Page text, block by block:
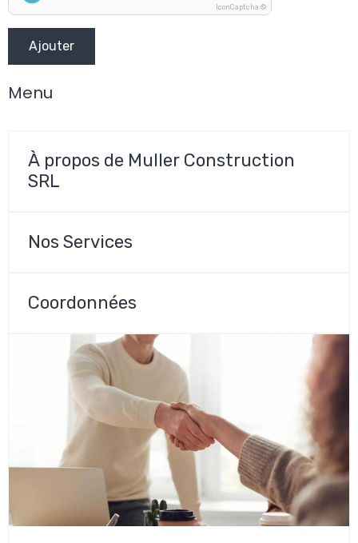
IconCaptcha ©
Ajouter
Menu
À propos de Muller Construction
SRL
Nos Services
Coordonnées